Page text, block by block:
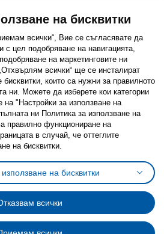
Instagram
на бисквитки (Cookies)
за използване на бисквитки
Обща политика за личните данни
на личните данни на ikea.bg
на програма IKEA Family
лични данни на програма IKEA Family
на бисквитки
всички“, Вие се съгласявате да
с цел подобряване на навигацията,
на маркетинговите ни
всички“ ще се инсталират
които са нужни за правилното
ни. Можете да изберете кои категории
на "Настройки за използване на
ни Политика за използване на
правилно функциониране на
в случай, че оттеглите
на бисквитки.
на бисквитки
всички